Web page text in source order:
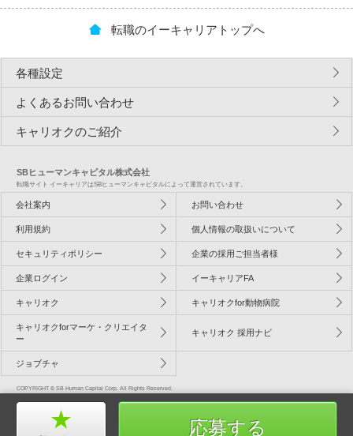
応募する
転職のイーキャリアトップへ
各種設定
よくあるお問い合わせ
キャリオクのご紹介
SBヒューマンキャピタル株式会社
転職サイト イーキャリアはSBヒューマンキャピタルによって運営されています。
会社案内 お問い合わせ
利用規約 個人情報の取扱いについて
セキュリティポリシー 企業の採用ご担当者様
企業ログイン イーキャリアFA
キャリオク キャリオクfor動物病院
キャリオクforマーケ・クリエイタ
ー
キャリオク 採用ナビ
ジョブチャ
COPYRIGHT © SB Human Capital Corp. All Rights Reserved.